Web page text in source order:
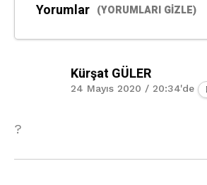
Yorumlar (YORUMLARI GIZLE)
Kürşat GÜLER
24 Mayıs 2020 / 20:34'de
?